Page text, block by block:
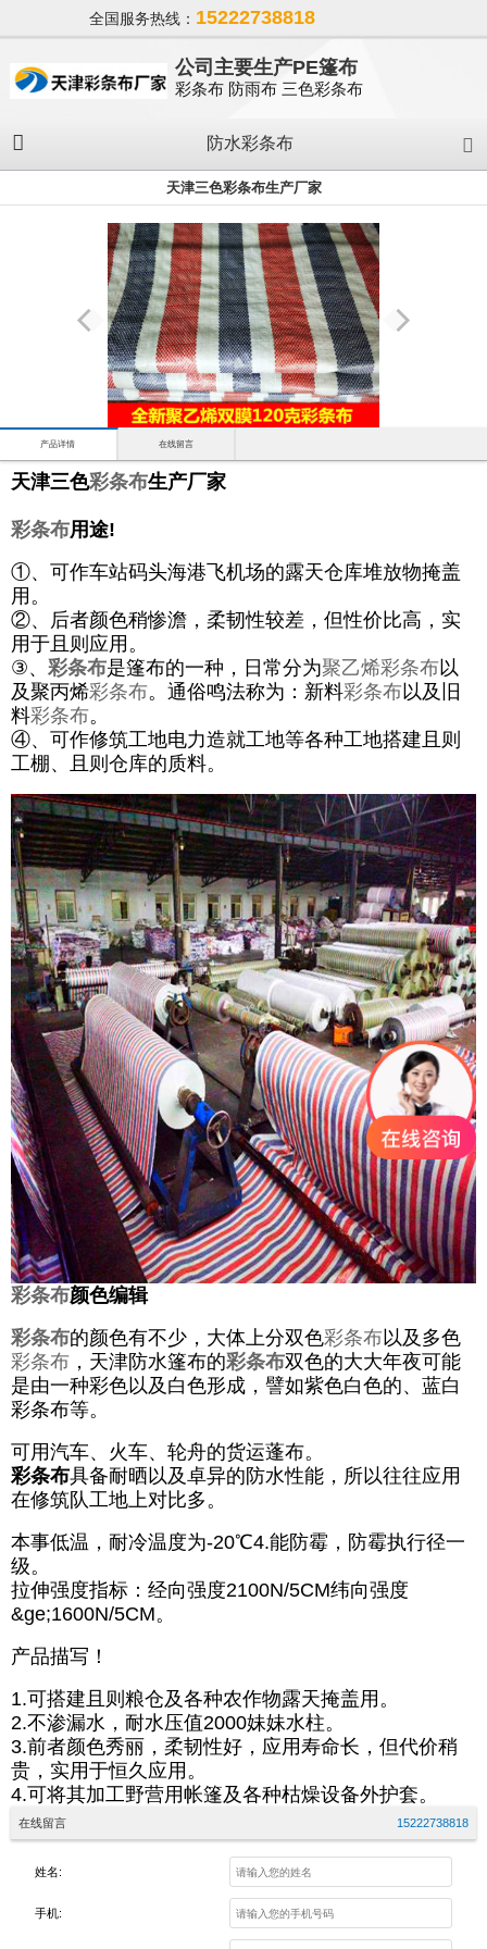
全国服务热线： 15222738818
公司主要生产PE篷布
彩条布 防雨布 三色彩条布
防水彩条布
天津三色彩条布生产厂家
产品详情 在线留言
天津三色彩条布生产厂家
彩条布用途!
①、可作车站码头海港飞机场的露天仓库堆放物掩盖
用。
②、后者颜色稍惨澹，柔韧性较差，但性价比高，实
用于且则应用。
③、 彩条布是篷布的一种，日常分为聚乙烯彩条布以
及聚丙烯彩条布。通俗鸣法称为：新料彩条布以及旧
料彩条布。
④、可作修筑工地电力造就工地等各种工地搭建且则
工棚、且则仓库的质料。
彩条布颜色编辑
彩条布的颜色有不少，大体上分双色彩条布以及多色
彩条布 ，天津防水篷布的彩条布双色的大大年夜可能
是由一种彩色以及白色形成，譬如紫色白色的、蓝白
彩条布等。
可用汽车、火车、轮舟的货运蓬布。
彩条布具备耐晒以及卓异的防水性能，所以往往应用
在修筑队工地上对比多。
本事低温，耐冷温度为-20℃4.能防霉，防霉执行径一
级。
拉伸强度指标：经向强度2100N/5CM纬向强度
&ge;1600N/5CM。
产品描写！
1.可搭建且则粮仓及各种农作物露天掩盖用。
2.不渗漏水，耐水压值2000妹妹水柱。
3.前者颜色秀丽，柔韧性好，应用寿命长，但代价稍
贵，实用于恒久应用。
4.可将其加工野营用帐篷及各种枯燥设备外护套。
在线留言 15222738818
姓名:
手机: